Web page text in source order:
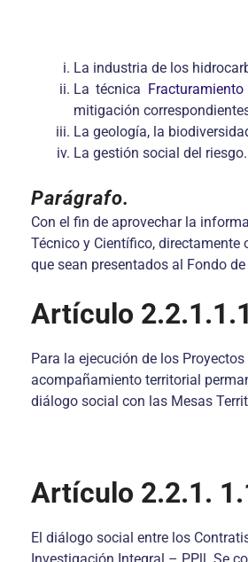
La industria de los
La técnica
mitigación
La geología, la
La gestión social del riesgo.
Parágrafo.
Con el fin de aprovechar la
Técnico y Científico,
que sean presentados al Fondo
Artículo
Para la ejecución de los
acompañamiento territorial
diálogo social con las Mesas
Artículo 2.2.1.
El diálogo social entre los